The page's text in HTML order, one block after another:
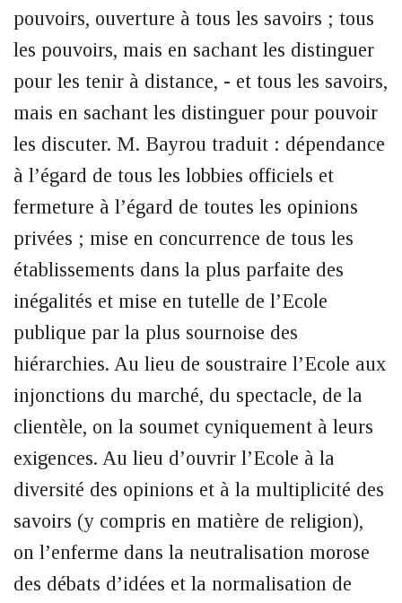
pouvoirs, ouverture à tous les savoirs ; tous
les pouvoirs, mais en sachant les distinguer
pour les tenir à distance, - et tous les savoirs,
mais en sachant les distinguer pour pouvoir
les discuter. M. Bayrou traduit : dépendance
à l’égard de tous les lobbies officiels et
fermeture à l’égard de toutes les opinions
privées ; mise en concurrence de tous les
établissements dans la plus parfaite des
inégalités et mise en tutelle de l’Ecole
publique par la plus sournoise des
hiérarchies. Au lieu de soustraire l’Ecole aux
injonctions du marché, du spectacle, de la
clientèle, on la soumet cyniquement à leurs
exigences. Au lieu d’ouvrir l’Ecole à la
diversité des opinions et à la multiplicité des
savoirs (y compris en matière de religion),
on l’enferme dans la neutralisation morose
des débats d’idées et la normalisation de